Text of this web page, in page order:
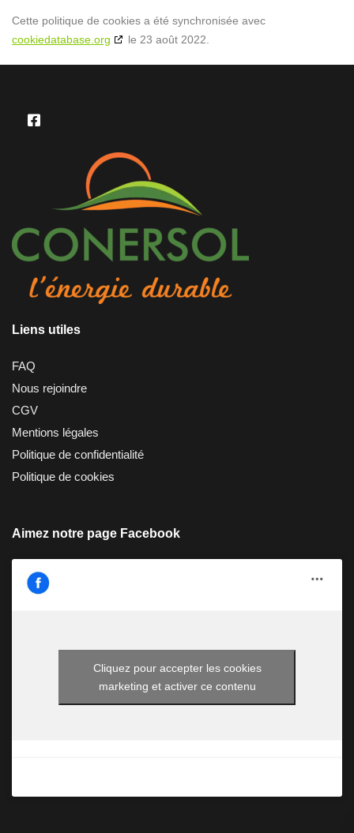
Cette politique de cookies a été synchronisée avec
cookiedatabase.org
le 23 août 2022.
Liens utiles
FAQ
Nous rejoindre
CGV
Mentions légales
Politique de confidentialité
Politique de cookies
Aimez notre page Facebook
Cliquez pour accepter les cookies
marketing et activer ce contenu